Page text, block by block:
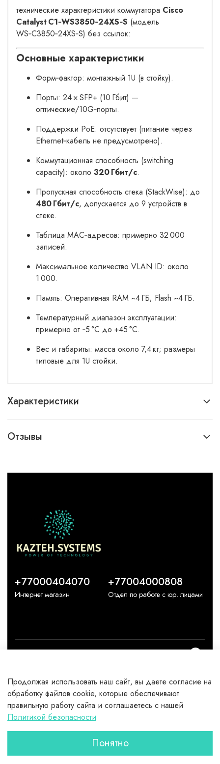
технические характеристики коммутатора Cisco
Catalyst C1‑WS3850‑24XS‑S (модель
WS‑C3850‑24XS‑S) без ссылок:
Основные характеристики
Форм‑фактор: монтажный 1U (в стойку).
Порты: 24 × SFP+ (10 Гбит) —
оптические/10G‑порты.
Поддержки PoE: отсутствует (питание через
Ethernet‑кабель не предусмотрено).
Коммутационная способность (switching
capacity): около 320 Гбит/с.
Пропускная способность стека (StackWise): до
480 Гбит/с, допускается до 9 устройств в
стеке.
Таблица MAC‑адресов: примерно 32 000
записей.
Максимальное количество VLAN ID: около
1 000.
Память: Оперативная RAM ~4 ГБ; Flash ~4 ГБ.
Температурный диапазон эксплуатации:
примерно от ‑5 °C до +45 °C.
Вес и габариты: масса около 7,4 кг; размеры
типовые для 1U стойки.
Характеристики
Отзывы
Каталог
Клиентам
+77000404070
Интернет магазин
+77004000808
Отдел по работе с юр. лицами
Продолжая использовать наш сайт, вы даете согласие на
обработку файлов cookie, которые обеспечивают
правильную работу сайта и соглашаетесь с нашей
Политикой безопасности
Понятно